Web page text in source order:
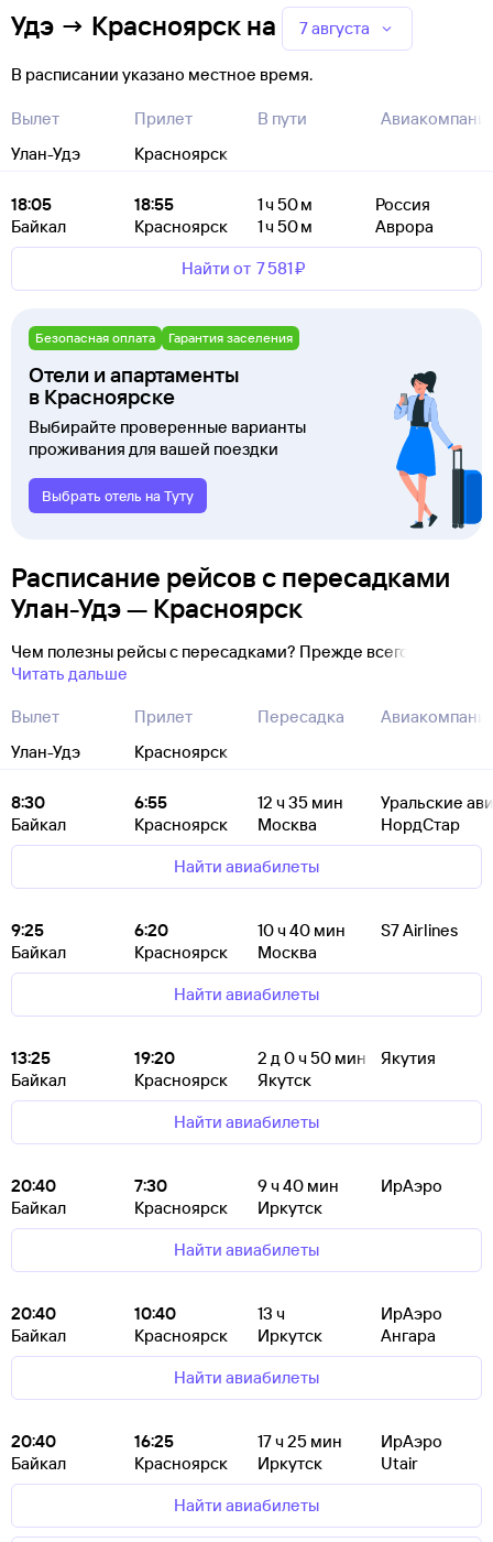
Удэ → Красноярск на 7 августа
В расписании указано местное время.
Вылет
Улан-Удэ
Прилет
Красноярск
В пути
18:05
Байкал
18:55
Красноярск
1 ч 50 м
Россия
1 ч 50 м
Аврора
Найти от 7 ⁠581 ⁠₽
Безопасная оплата Гарантия заселения
Отели и апартаменты
в Красноярске
Выбирайте проверенные варианты
проживания для вашей поездки
Выбрать отель на Туту
Расписание рейсов с пересадками
Улан-Удэ — Красноярск
Чем полезны рейсы с пересадками? Прежде всего
Читать дальше
Вылет
Улан-Удэ
Прилет
Красноярск
Пересадка
8:30
Байкал
6:55
Красноярск
12 ч 35 мин
Москва
Уральские
НордСтар
Найти авиабилеты
9:25
Байкал
6:20
Красноярск
10ч 40 мин
Москва
S7 Airlines
Найти авиабилеты
13:25
Байкал
19:20
Красноярск
2 д 0ч 50 мин
Якутск
Якутия
Найти авиабилеты
20:40
Байкал
7:30
Красноярск
9ч 40 мин
Иркутск
ИрАэро
Найти авиабилеты
20:40
Байкал
10:40
Красноярск
13 ч
Иркутск
ИрАэро
Ангара
Найти авиабилеты
20:40
Байкал
16:25
Красноярск
17ч 25 мин
Иркутск
ИрАэро
Utair
Найти авиабилеты